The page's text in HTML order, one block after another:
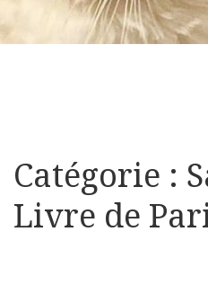
Catégorie :
Livre de